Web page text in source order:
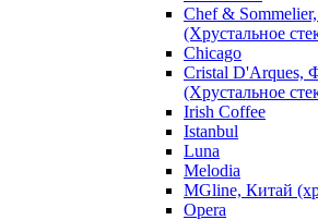
Chef &
(Хрустальное
Chicago
Cristal D'Arques,
(Хрустальное
Irish Coffee
Istanbul
Luna
Melodia
MGline, Китай
Opera